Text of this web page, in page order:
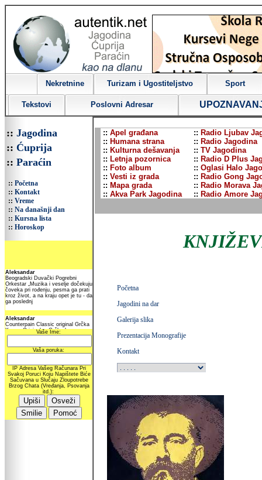
Nekretnine Turizam i Ugostiteljstvo Sport
Tekstovi Poslovni Adresar
:: Jagodina
:: Ćuprija
:: Paraćin
:: Početna
:: Kontakt
:: Vreme
:: Na današnji dan
:: Kursna lista
:: Horoskop
:: Apel građana :: Radio Ljubav
:: Humana strana :: Radio Jagodina
:: Kulturna dešavanja :: TV Jagodina
:: Letnja pozornica :: Radio D Plus
:: Foto album :: Oglasi Halo
:: Vesti iz grada :: Radio Gong
:: Mapa grada :: Radio Morava
:: Akva Park Jagodina :: Radio Amore
Početna
Jagodini na dar
Galerija slika
Prezentacija Monografije
Kontakt